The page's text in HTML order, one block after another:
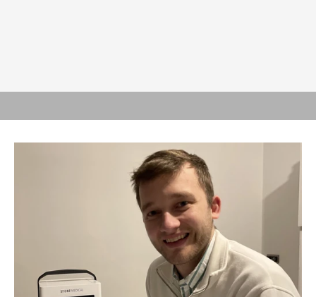
JEDNOSTAVAN, ROBUSTAN, MOĆAN